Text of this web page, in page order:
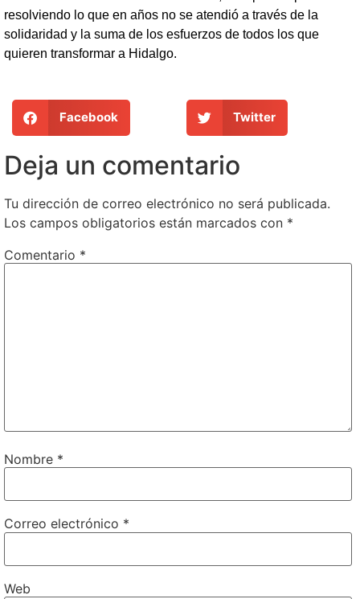
resolviendo lo que en años no se atendió a través de la
solidaridad y la suma de los esfuerzos de todos los que
quieren transformar a Hidalgo.
Facebook Twitter
Deja un comentario
Tu dirección de correo electrónico no será publicada.
Los campos obligatorios están marcados con *
Comentario *
Nombre *
Correo electrónico *
Web